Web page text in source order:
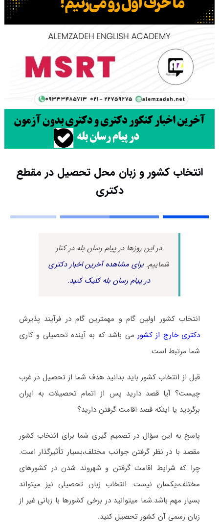
انتخاب کشور و زبان محل تحصیل در مقطع
دکتری
در این روزها در پیام رسان بله در کنار
شماییم.برای مشاهده آخرین اخبار دکتری
در پیام رسان بله کلیک کنید.
انتخاب کشور اولین گام و مهمترین گام در فرآیند پذیرش
دکتری خارج از کشور می باشد که به آینده تحصیلی و کاری
شما مرتبط است.
قبل از انتخاب کشور باید بدانید هدف شما از تحصیل در غرب
چیست؟ آیا قصد دارید پس از اتمام تحصیلات به ایران
برگردید یا اینکه قصد اقامت گرفتن دارید؟
پاسخ به این سؤال در تصمیم گیری شما برای انتخاب کشور
مقصد با در نظر گرفتن جوانب مختلف،بسیار تأثیرگذار است.
چرا که شرایط اقامت گرفتن و شهروند شدن در کشورهای
مختلف،یکسان نیست. انتخاب زبان تحصیلی نیز میتواند
بسیار مهم باشد.شما میتوانید در برخی کشورها با زبانی غیر از
زبان رسمی آن کشور تحصیل کنید.